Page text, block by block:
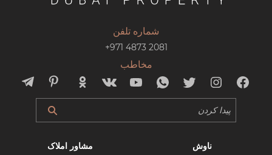
شماره تلفن
+971 4873 2081
مخاطب
ناوش مشاور املاک